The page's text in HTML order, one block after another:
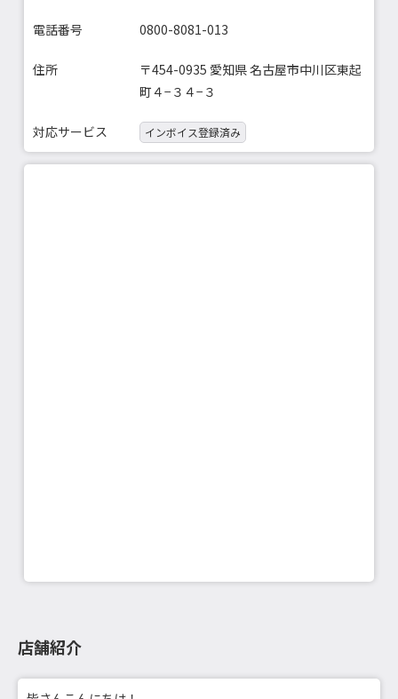
電話番号 0800-8081-013
住所
〒454-0935 愛知県 名古屋市中川区東起
町４−３４−３
対応サービス インボイス登録済み
店舗紹介